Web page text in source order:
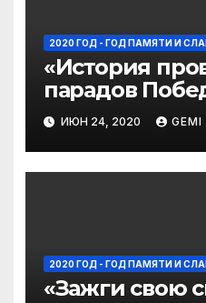
2020 ГОД - ГОД ПАМЯТИ И
«История
парадов
Красной
ИЮН 24, 2020 GEMI
2020 ГОД - ГОД ПАМЯТИ И
«Зажги свою